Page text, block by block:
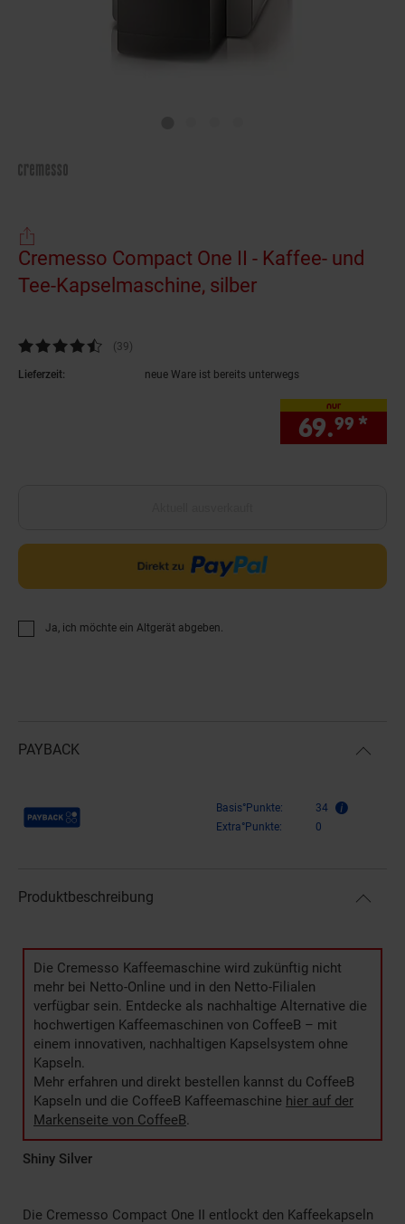
Cremesso Compact One II - Kaffee- und
Tee-Kapselmaschine, silber
Kundenbewertung: 4,72 von 5 Sternen
(39Kundenbewertungen
)
Lieferzeit: neue Ware ist bereits unterwegs
nur
69.99 *
Ja, ich möchte ein Altgerät abgeben.
PAYBACK
Payback Punkte Basis°Punkte:
34
Extra°Punkte:
0
Produktbeschreibung
Die Cremesso Kaffeemaschine wird zukünftig nicht
mehr bei Netto-Online und in den Netto-Filialen
verfügbar sein. Entdecke als nachhaltige Alternative die
hochwertigen Kaffeemaschinen von CoffeeB – mit
einem innovativen, nachhaltigen Kapselsystem ohne
Kapseln.
Mehr erfahren und direkt bestellen kannst du CoffeeB
Kapseln und die CoffeeB Kaffeemaschine hier auf der
Markenseite von CoffeeB.
Shiny Silver
Die Cremesso Compact One II entlockt den Kaffeekapseln